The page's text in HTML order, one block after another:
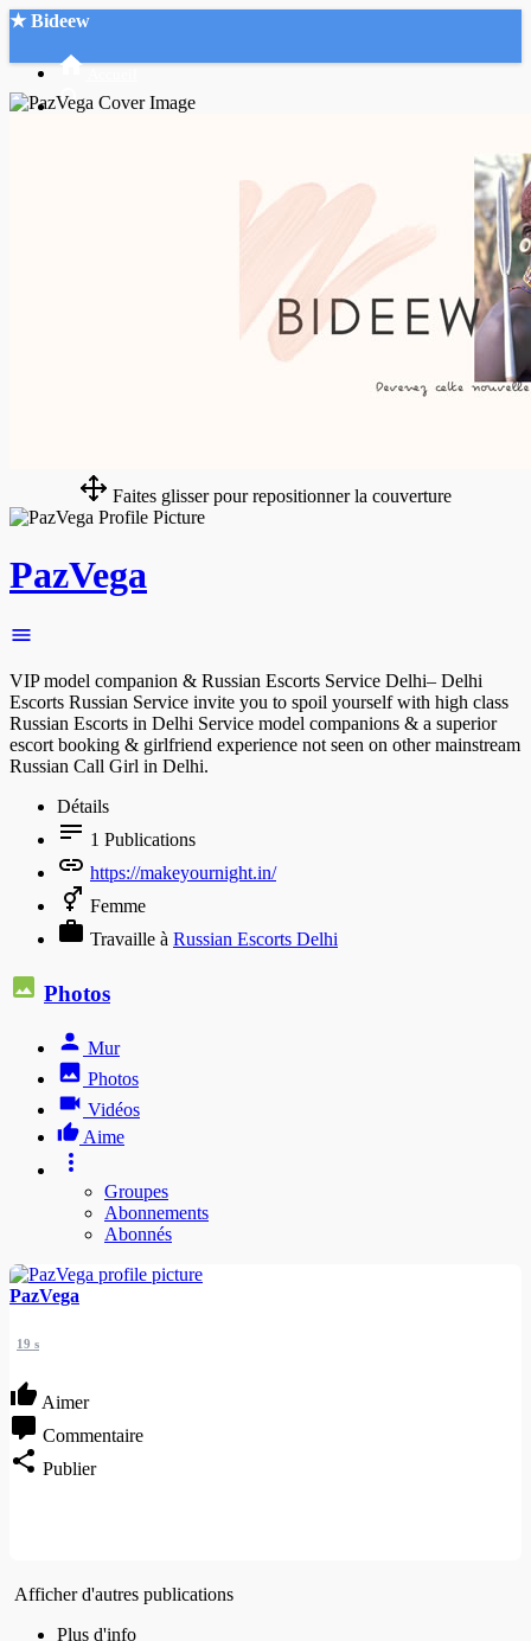
★ Bideew
Faites glisser pour repositionner la couverture
PazVega
VIP model companion & Russian Escorts Service Delhi– Delhi
Escorts Russian Service invite you to spoil yourself with high class
Russian Escorts in Delhi Service model companions & a superior
escort booking & girlfriend experience not seen on other mainstream
Russian Call Girl in Delhi.
Détails
1 Publications
https://makeyournight.in/
Femme
Travaille à Russian Escorts Delhi
Photos
Mur
Photos
Vidéos
Aime
Groupes
Abonnements
Abonnés
PazVega
19 s
Aimer
Commentaire
Publier
Afficher d'autres publications
Plus d'info